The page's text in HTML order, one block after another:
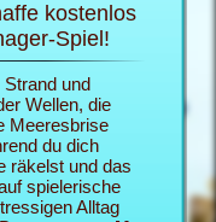
kostenlos
Spiel!
und
Wellen, die
Meeresbrise
du dich
räkelst und das
spielerische
Alltag
die
als